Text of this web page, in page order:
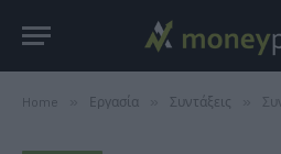
Home Εργασία Συντάξεις